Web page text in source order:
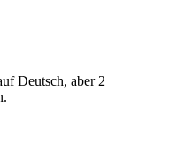
Deutsch, aber 2